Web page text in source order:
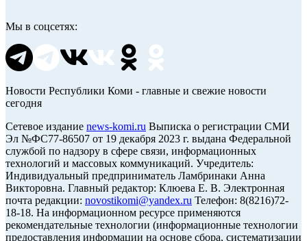
Мы в соцсетях:
Новости Республики Коми - главные и свежие новости
сегодня
Cетевое издание news-komi.ru Выписка о регистрации СМИ
Эл №ФС77-86507 от 19 декабря 2023 г. выдана Федеральной
службой по надзору в сфере связи, информационных
технологий и массовых коммуникаций. Учредитель:
Индивидуальный предприниматель Ламбринаки Анна
Викторовна. Главный редактор: Клюева Е. В. Электронная
почта редакции: novostikomi@yandex.ru Телефон: 8(8216)72-
18-18. На информационном ресурсе применяются
рекомендательные технологии (информационные технологии
предоставления информации на основе сбора, систематизации